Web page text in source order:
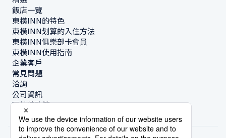
飯店一覽
東橫INN的特色
東橫INN划算的入住方法
東橫INN俱樂部卡會員
東橫INN使用指南
企業客戶
常見問題
洽詢
公司資訊
可持續政策